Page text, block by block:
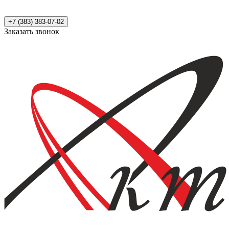
+7 (383) 383-07-02
Заказать звонок